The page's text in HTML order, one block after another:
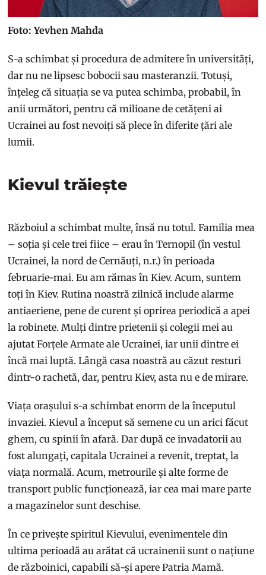
Foto: Yevhen Mahda
S-a schimbat și procedura de admitere în universități,
dar nu ne lipsesc bobocii sau masteranzii. Totuși,
înțeleg că situația se va putea schimba, probabil, în
anii următori, pentru că milioane de cetățeni ai
Ucrainei au fost nevoiți să plece în diferite țări ale
lumii.
Kievul trăiește
Războiul a schimbat multe, însă nu totul. Familia mea
– soția și cele trei fiice – erau în Ternopil (în vestul
Ucrainei, la nord de Cernăuți, n.r.) în perioada
februarie-mai. Eu am rămas în Kiev. Acum, suntem
toți în Kiev. Rutina noastră zilnică include alarme
antiaeriene, pene de curent și oprirea periodică a apei
la robinete. Mulți dintre prietenii și colegii mei au
ajutat Forțele Armate ale Ucrainei, iar unii dintre ei
încă mai luptă. Lângă casa noastră au căzut resturi
dintr-o rachetă, dar, pentru Kiev, asta nu e de mirare.
Viața orașului s-a schimbat enorm de la începutul
invaziei. Kievul a început să semene cu un arici făcut
ghem, cu spinii în afară. Dar după ce invadatorii au
fost alungați, capitala Ucrainei a revenit, treptat, la
viața normală. Acum, metrourile și alte forme de
transport public funcționează, iar cea mai mare parte
a magazinelor sunt deschise.
În ce privește spiritul Kievului, evenimentele din
ultima perioadă au arătat că ucrainenii sunt o națiune
de războinici, capabili să-și apere Patria Mamă.